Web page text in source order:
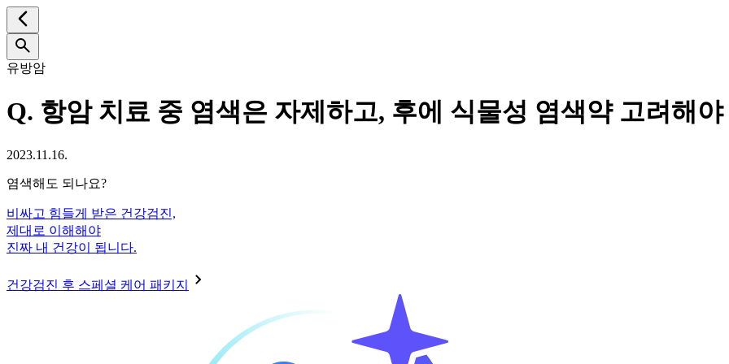
유방암
Q. 항암 치료 중 염색은 자제하고, 후에 식물성 염색약 고려해
2023.11.16.
염색해도 되나요?
비싸고 힘들게 받은 건강검진,
제대로 이해해야
진짜 내 건강이 됩니다.
건강검진 후 스페셜 케어 패키지